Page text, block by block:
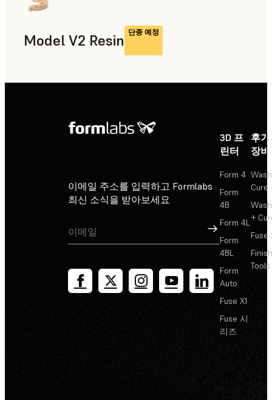
Model V2 Resin 단종 예정
이메일 주소를 입력하고 Formlabs
최신 소식을 받아보세요
가입
3D 프
린터
Form 4
Form
4B
Form 4L
Form
4BL
Form
Auto
Fuse X1
Fuse 시
리즈
후
장비
Cure
+
Fuse
Tools